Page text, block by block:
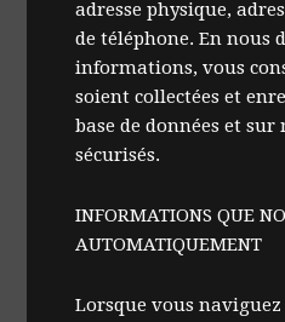
adresse physique,
de téléphone. En nous
informations, vous
soient collectées et
base de données et
sécurisés.
INFORMATIONS QUE
AUTOMATIQUEMENT
Lorsque vous naviguez